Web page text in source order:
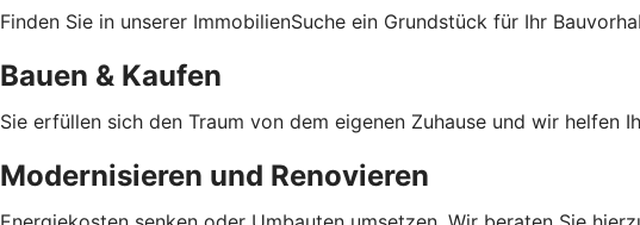
Finden Sie in unserer ImmobilienSuche ein Grundstück für Ihr
Bauen & Kaufen
Sie erfüllen sich den Traum von dem eigenen Zuhause und wir helfen
Modernisieren und Renovieren